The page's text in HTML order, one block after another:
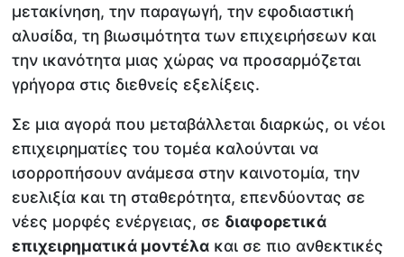
μετακίνηση, την παραγωγή, την εφοδιαστική
αλυσίδα, τη βιωσιμότητα των επιχειρήσεων και
την ικανότητα μιας χώρας να προσαρμόζεται
γρήγορα στις διεθνείς εξελίξεις.
Σε μια αγορά που μεταβάλλεται διαρκώς, οι νέοι
επιχειρηματίες του τομέα καλούνται να
ισορροπήσουν ανάμεσα στην καινοτομία, την
ευελιξία και τη σταθερότητα, επενδύοντας σε
νέες μορφές ενέργειας, σε διαφορετικά
επιχειρηματικά μοντέλα και σε πιο ανθεκτικές